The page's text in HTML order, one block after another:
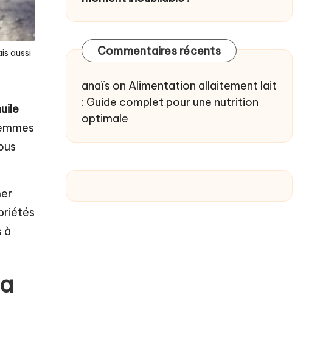
aussi
à
Commentaires récents
anaïs on Alimentation allaitement lait
: Guide complet pour une nutrition
optimale